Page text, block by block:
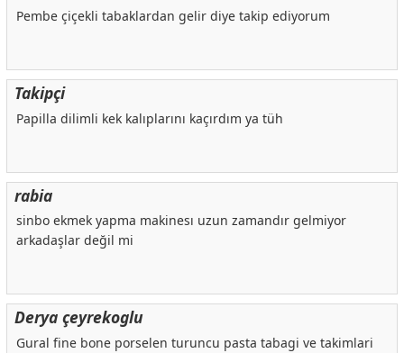
Pembe çiçekli tabaklardan gelir diye takip ediyorum
Takipçi
Papilla dilimli kek kalıplarını kaçırdım ya tüh
rabia
sinbo ekmek yapma makinesı uzun zamandır gelmiyor
arkadaşlar değil mi
Derya çeyrekoglu
Gural fine bone porselen turuncu pasta tabagi ve takimlari